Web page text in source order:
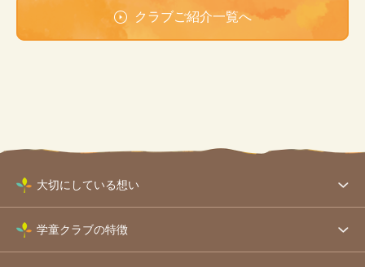
クラブご紹介一覧へ
大切にしている想い
学童クラブの特徴